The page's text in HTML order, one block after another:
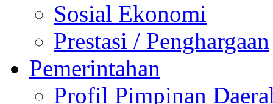
Sosial Ekonomi
Prestasi / Penghargaan
Pemerintahan
Profil Pimpinan